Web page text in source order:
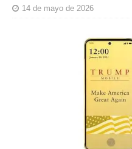
14 de mayo de 2026